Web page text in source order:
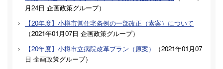
月24日 企画政策グループ）
【20年度】小樽市営住宅条例の一部改正（素案）について
（2021年01月07日 企画政策グループ）
【20年度】小樽市立病院改革プラン（原案）
（2021年01月07
日 企画政策グループ）